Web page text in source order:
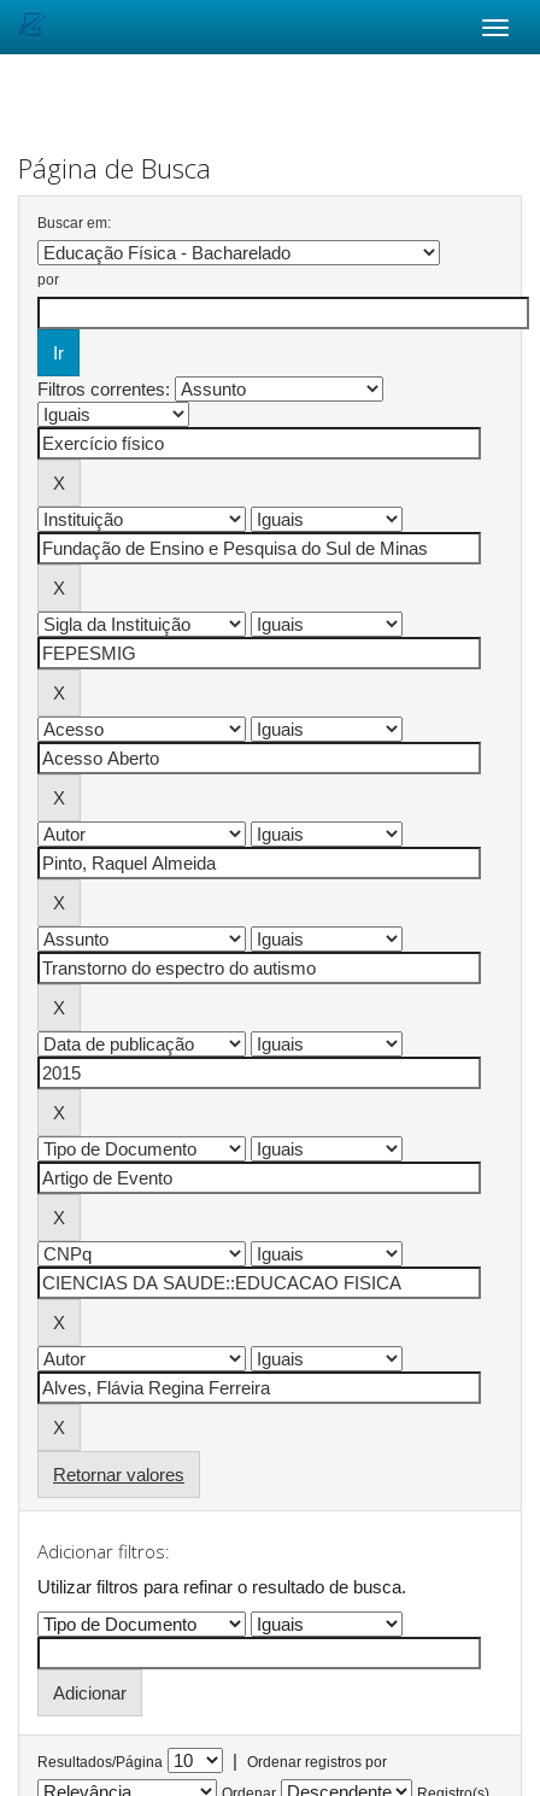
Página de Busca
Buscar em:
por
Filtros correntes:
Retornar valores
Adicionar filtros:
Utilizar filtros para refinar o resultado de busca.
Resultados/Página |
Ordenar registros por